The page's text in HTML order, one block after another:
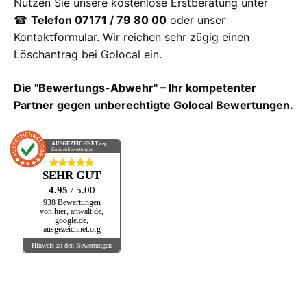
Nutzen Sie unsere kostenlose Erstberatung unter
☎ Telefon 07171 / 79 80 00 oder unser
Kontaktformular. Wir reichen sehr zügig einen
Löschantrag bei Golocal ein.
Die "Bewertungs-Abwehr" – Ihr kompetenter
Partner gegen unberechtigte Golocal Bewertungen.
AUSGEZEICHNET.org
Kundenbewertungen
SEHR GUT
4.95 / 5.00
938 Bewertungen
von hier, anwalt.de,
google.de,
ausgezeichnet.org
Hinweis zu den Bewertungen